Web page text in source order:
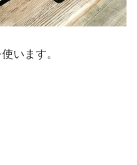
います。